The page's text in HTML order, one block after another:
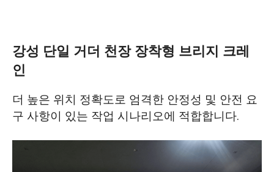
강성 단일 거더 천장 장착형 브리지 크레
인
더 높은 위치 정확도로 엄격한 안정성 및 안전 요
구 사항이 있는 작업 시나리오에 적합합니다.